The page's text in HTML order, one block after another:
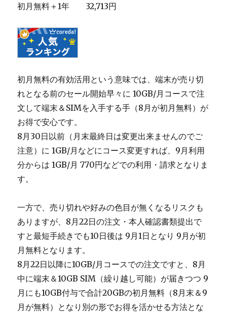
初月無料＋1年 32,713円
初月無料の有効活用という意味では、端末が売り切
れとなる前のセール開始早々に 10GB/月コースで注
文して端末＆SIMを入手する手（8月が初月無料）が
お得で安心です。
8月30日以前（月末最終日は変更出来ませんのでご
注意）に 1GB/月などにコース変更すれば、9月利用
分からは 1GB/月 770円などでの利用・請求となりま
す。
一方で、売り切れや好みの色目が無くなるリスクも
ありますが、8月22日の注文・本人確認書類提出で
すと最短手続きでも10日後は 9月1日となり 9月が初
月無料となります。
8月22日以降に10GB/月コースでの注文ですと、8月
中に端末＆10GB SIM（繰り越し可能）が届きつつ 9
月にも10GB付与で合計20GBの初月無料（8月末＆9
月が無料）となり別の形でお得を活かせる方法とな